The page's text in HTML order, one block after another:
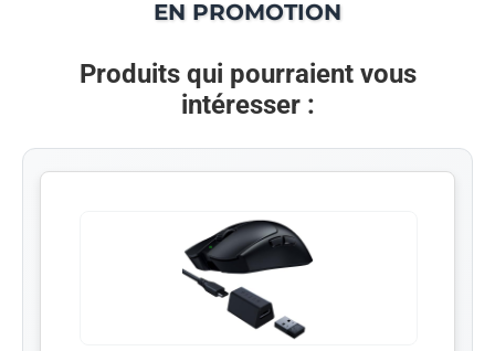
EN PROMOTION
Produits qui pourraient vous
intéresser :